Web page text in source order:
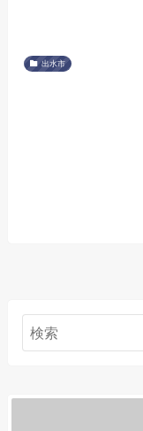
出水市